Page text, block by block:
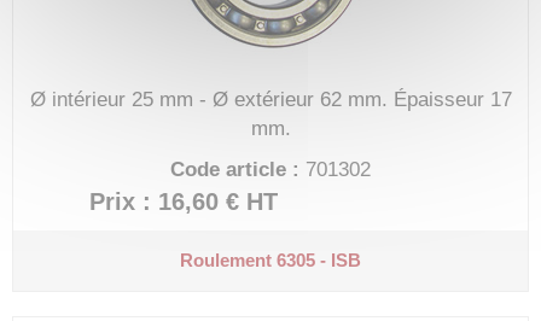
Ø intérieur 25 mm - Ø extérieur 62 mm. Épaisseur 17
mm.
Code article : 701302
Prix : 16,60 € HT
Roulement 6305 - ISB